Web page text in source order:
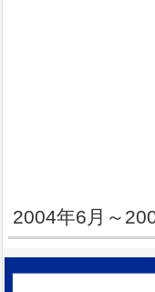
2004年6月～